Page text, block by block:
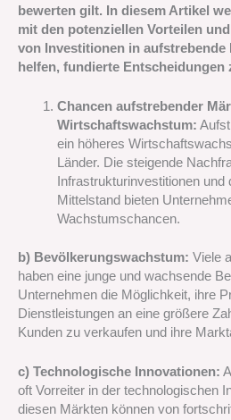
bewerten gilt. In diesem Artikel
mit den potenziellen Vorteilen
von Investitionen in aufstrebende
helfen, fundierte Entscheidungen
Chancen aufstrebender
Wirtschaftswachstum:
ein höheres
Länder. Die steigende
Infrastrukturinvestitionen und
Mittelstand bieten
Wachstumschancen.
b) Bevölkerungswachstum: Viele
haben eine junge und wachsende
Unternehmen die Möglichkeit, ihre
Dienstleistungen an eine größere
Kunden zu verkaufen und ihre
c) Technologische Innovationen:
oft Vorreiter in der technologischen
diesen Märkten können von